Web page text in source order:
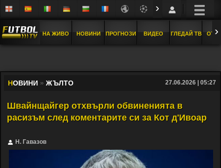
›
НА ЖИВО НОВИНИ ПРОГНОЗИ ВИДЕО ГЛЕДАЙ ТВ ›
НОВИНИ » ЖЪЛТО 27.06.2026 | 05:27
Швайнщайгер отхвърли обвиненията в
расизъм след коментарите си за Кот д'Ивоар
Н. Гавазов